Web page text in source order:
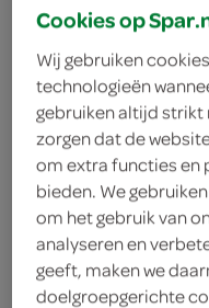
met
ingrediënten
Cookies op
Wij gebruiken
technologieën
gebruiken altijd
zorgen dat de
om extra functies en
bieden. We
om het gebruik van
analyseren en
geeft, maken we
doelgroepgerichte